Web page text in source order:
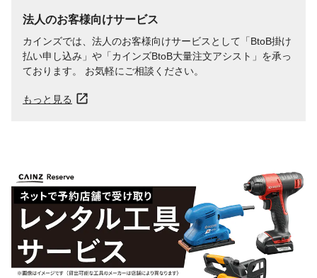
法人のお客様向けサービス
カインズでは、法人のお客様向けサービスとして「BtoB掛け
払い申し込み」や「カインズBtoB大量注文アシスト」を承っ
ております。 お気軽にご相談ください。
もっと見る